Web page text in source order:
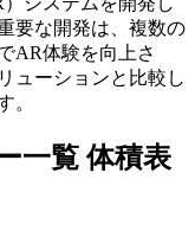
要な開発は、複数の
AR体験を向上さ
ューションと比較し
。
一覧 体積表